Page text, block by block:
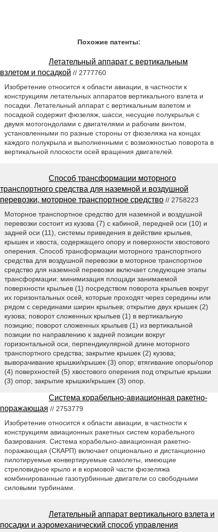
Похожие патенты:
Летательный аппарат с вертикальным
взлетом и посадкой // 2777760
Изобретение относится к области авиации, в частности к
конструкциям летательных аппаратов вертикального взлета и
посадки. Летательный аппарат с вертикальным взлетом и
посадкой содержит фюзеляж, шасси, несущие полукрылья с
двумя мотогондолами с двигателями и рабочим винтом,
установленными по разные стороны от фюзеляжа на концах
каждого полукрыла и выполненными с возможностью поворота в
вертикальной плоскости осей вращения двигателей.
Способ трансформации моторного
транспортного средства для наземной и воздушной
перевозки, моторное транспортное средство // 2758223
Моторное транспортное средство для наземной и воздушной
перевозки состоит из кузова (7) с кабиной, передней оси (10) и
задней оси (11), системы приведения в действие крыльев,
крышек и хвоста, содержащего опору и поверхности хвостового
оперения. Способ трансформации моторного транспортного
средства для воздушной перевозки в моторное транспортное
средство для наземной перевозки включает следующие этапы
трансформации: минимизация площади занимаемой
поверхности крыльев (1) посредством поворота крыльев вокруг
их горизонтальных осей, которые проходят через середины или
рядом с серединами ширин крыльев; открытие двух крышек (2)
кузова; поворот сложенных крыльев (1) в вертикальную
позицию; поворот сложенных крыльев (1) из вертикальной
позиции по направлению к задней позиции вокруг
горизонтальной оси, перпендикулярной длине моторного
транспортного средства; закрытие крышек (2) кузова;
выворачивание крышки/крышек (3) опор; втягивание опоры/опор
(4) поверхностей (5) хвостового оперения под открытые крышки
(3) опор; закрытие крышки/крышек (3) опор.
Система корабельно-авиационная ракетно-
поражающая // 2753779
Изобретение относится к области авиации, в частности к
конструкциям авиационных ракетных систем корабельного
базирования. Система корабельно-авиационная ракетно-
поражающая (СКАРП) включает опционально и дистанционно
пилотируемые конвертируемые самолеты, имеющие
стреловидное крыло и в кормовой части фюзеляжа
комбинированные газотурбинные двигатели со свободными
силовыми турбинами.
Летательный аппарат вертикального взлета и
посадки и аэромеханический способ управления